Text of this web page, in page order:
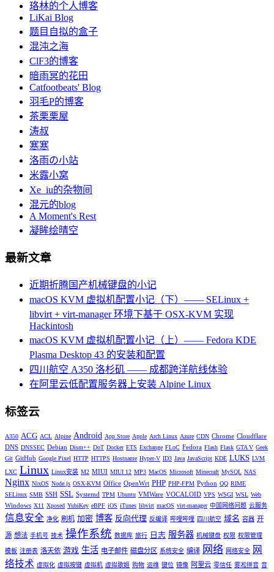
珞林的个人博客
LiKai Blog
题目自拟的盒子
混沌之海
ClF3的博客
暗雨冥的花田
Catfootbeats' Blog
羽毛P的博客
茶栗栗屋
涛叔
寒寒
洛雨の小站
米露小窝
Xe_iu的杂物间
混元的blog
A Moment's Rest
凝眸绘晴空
最新文章
近期折腾国产机械键盘的小记
macOS KVM 虚拟机配置小记（下）—— SELinux +
libvirt + virt-manager 环境下基于 OSX-KVM 实现
Hackintosh
macOS KVM 虚拟机配置小记（上）—— Fedora KDE
Plasma Desktop 43 的安装和配置
四川航空 A350 洛杉矶 —— 成都跨洋航线体验
在阿里云低配置服务器上安装 Alpine Linux
标签云
A350 ACG ACL Alpine Android App Store Apple Arch Linux Azure CDN Chrome Cloudflare
DNS DNSSEC Debian Dism++ DoT Docker ETS Exchange FLoC Fedora Flash Flask GTA V Geek
Git GitHub Google Pixel HTTP HTTPS Hostname Hyper-V ID3 Java JavaScript KDE LUKS LVM
LXC Linux Linux安装 M2 MIUI MIUI 12 MP3 MacOS Microsoft Minecraft MySQL NAS
Nginx NixOS Node.js OSX-KVM Office OpenWrt PHP PHP-FPM Python QQ RIME
SELinux SMB SSH SSL Systemd TPM Ubuntu VMWare VOCALOID VPS WSGI WSL Web
Windows X11 Xposed YubiKey eBPF iOS iTunes libvirt macOS virt-manager 中国网络问题 云服务
信息安全 净化 刷机 加密 博客 反向代理 反编译 哔哩哔哩 四川航空 域名 容器 开
源 想法 手机号 技术 操作系统 数据库 旅行 日志 服务器 机械键盘 权限 权限管理
模板 注册表 洛天依 游戏 生活 电子邮件 磁盘分区 系统安全 编译 网络 网络安全
网
络技术 虚拟化 虚拟按键 虚拟机 虚拟歌姬 购物 运维 键位 镜像 阿里云 零信任 雾凇拼音 音